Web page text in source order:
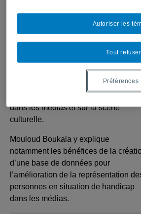
de recherche, a donné le 26 juin 2021
une entrevue à l’émissionÇa me
regarde,magazine de service sur le
handicap animé par Véronique Vézina
et Kéven Breton.
Ils ont discuté de la représentation des
dans les médias et sur la scène
culturelle.
Mouloud Boukala y explique
notamment les bénéfices de la
d’une base de données pour
l’amélioration de la représentation
personnes en situation de handicap
dans les médias.
Tout refuser
Autoriser les
Préférences